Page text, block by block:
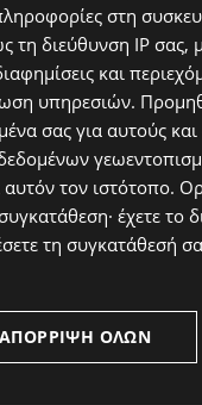
στη
διεύθυνση IP σας,
και
υπηρεσιών.
σας για αυτούς
τον ιστότοπο.
έχετε το
τη συγκατάθεσή
ΑΠΌΡΡΙΨΗ ΌΛΩΝ